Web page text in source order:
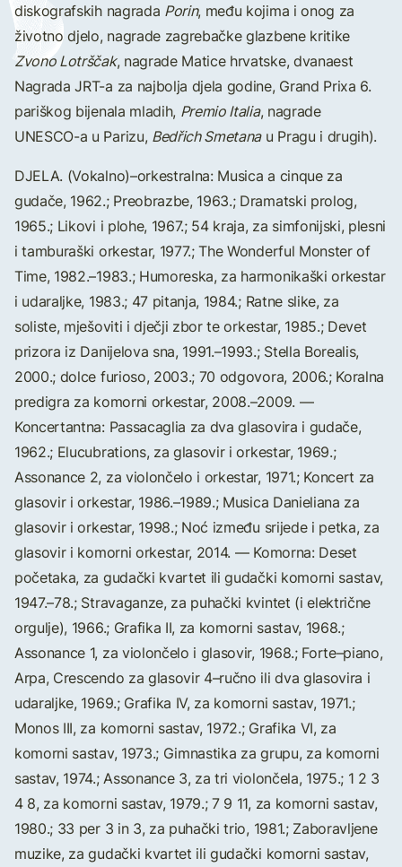
diskografskih nagrada Porin, među kojima i onog za
životno djelo, nagrade zagrebačke glazbene kritike
Zvono Lotrščak, nagrade Matice hrvatske, dvanaest
Nagrada JRT-a za najbolja djela godine, Grand Prixa 6.
pariškog bijenala mladih, Premio Italia, nagrade
UNESCO-a u Parizu, Bedřich Smetanau Pragu i drugih).
DJELA. (Vokalno)–orkestralna: Musica a cinque za
gudače, 1962.; Preobrazbe, 1963.; Dramatski prolog,
1965.; Likovi i plohe, 1967.; 54 kraja, za simfonijski, plesni
i tamburaški orkestar, 1977.; The Wonderful Monster of
Time, 1982.–1983.; Humoreska, za harmonikaški orkestar
i udaraljke, 1983.; 47 pitanja, 1984.; Ratne slike, za
soliste, mješoviti i dječji zbor te orkestar, 1985.; Devet
prizora iz Danijelova sna, 1991.–1993.; Stella Borealis,
2000.; dolce furioso, 2003.; 70 odgovora, 2006.; Koralna
predigra za komorni orkestar, 2008.–2009. —
Koncertantna: Passacaglia za dva glasovira i gudače,
1962.; Elucubrations, za glasovir i orkestar, 1969.;
Assonance 2, za violončelo i orkestar, 1971.; Koncert za
glasovir i orkestar, 1986.–1989.; Musica Danieliana za
glasovir i orkestar, 1998.; Noć između srijede i petka, za
glasovir i komorni orkestar, 2014. — Komorna: Deset
početaka, za gudački kvartet ili gudački komorni sastav,
1947.–78.; Stravaganze, za puhački kvintet (i električne
orgulje), 1966.; Grafika II, za komorni sastav, 1968.;
Assonance 1, za violončelo i glasovir, 1968.; Forte–piano,
Arpa, Crescendo za glasovir 4–ručno ili dva glasovira i
udaraljke, 1969.; Grafika IV, za komorni sastav, 1971.;
Monos III, za komorni sastav, 1972.; Grafika VI, za
komorni sastav, 1973.; Gimnastika za grupu, za komorni
sastav, 1974.; Assonance 3, za tri violončela, 1975.; 1 2 3
4 8, za komorni sastav, 1979.; 7 9 11, za komorni sastav,
1980.; 33 per 3 in 3, za puhački trio, 1981.; Zaboravljene
muzike, za gudački kvartet ili gudački komorni sastav,